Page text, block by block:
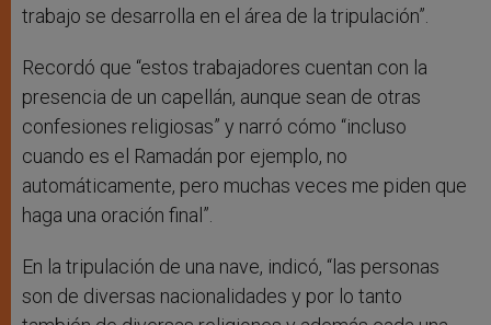
trabajo se desarrolla en el área de la tripulación”.
Recordó que “estos trabajadores cuentan con la
presencia de un capellán, aunque sean de otras
confesiones religiosas” y narró cómo “incluso
cuando es el Ramadán por ejemplo, no
automáticamente, pero muchas veces me piden que
haga una oración final”.
En la tripulación de una nave, indicó, “las personas
son de diversas nacionalidades y por lo tanto